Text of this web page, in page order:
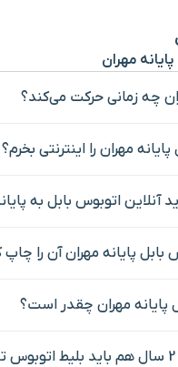
مهران
چه زمانی حرکت می‌کند؟
مهران را اینترنتی بخرم؟
آنلاین اتوبوس بابل به
بابل پایانه مهران آن را چاپ
پایانه مهران چقدر است؟